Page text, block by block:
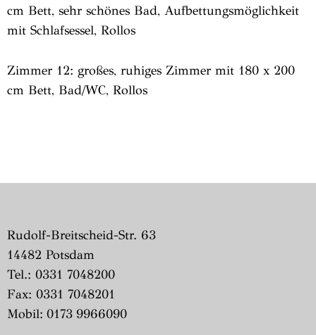
cm Bett, sehr schönes Bad, Aufbettungsmöglichkeit
mit Schlafsessel, Rollos
Zimmer 12: großes, ruhiges Zimmer mit 180 x 200
cm Bett, Bad/WC, Rollos
Rudolf-Breitscheid-Str. 63
14482 Potsdam
Tel.: 0331 7048200
Fax: 0331 7048201
Mobil: 0173 9966090